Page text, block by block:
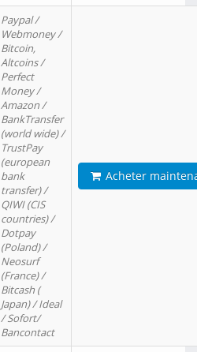
Paypal /
Webmoney /
Bitcoin,
Altcoins /
Perfect
Money /
Amazon /
BankTransfer
(world wide) /
TrustPay
(european
bank
transfer) /
QIWI (CIS
countries) /
Dotpay
(Poland) /
Neosurf
(France) /
Bitcash (
Japan) / Ideal
/ Sofort/
Bancontact
Acheter